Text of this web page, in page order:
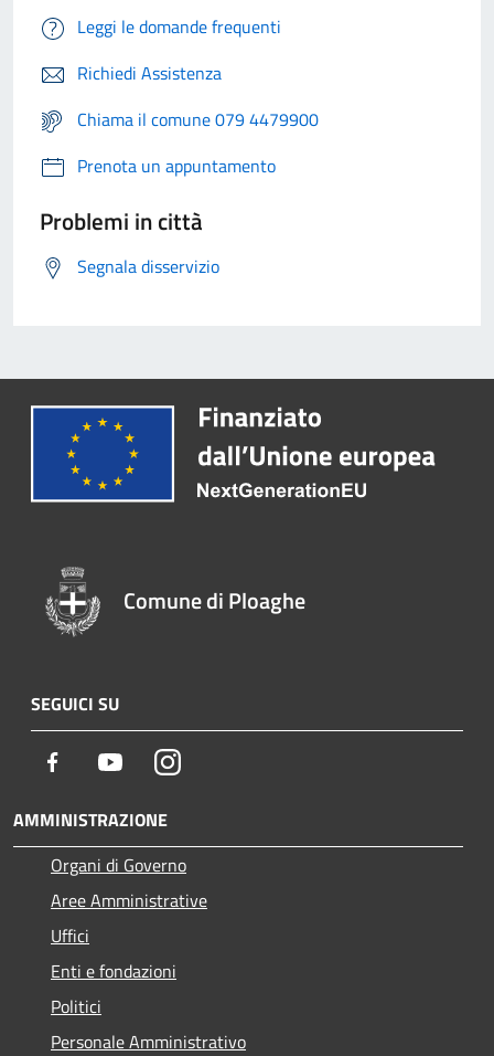
Leggi le domande frequenti
Richiedi Assistenza
Chiama il comune 079 4479900
Prenota un appuntamento
Problemi in città
Segnala disservizio
Comune di Ploaghe
SEGUICI SU
Facebook YoutubeInstagram
AMMINISTRAZIONE
Organi di Governo
Aree Amministrative
Uffici
Enti e fondazioni
Politici
Personale Amministrativo